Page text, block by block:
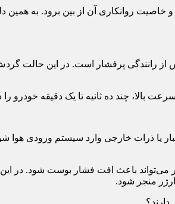
روانکاری آن از بین برود. به همین
از رانندگی پرفشار است. در این حالت
بالا، چند ده ثانیه تا یک دقیقه خودرو
یا ذرات خارجی وارد سیستم ورودی هوا
می‌تواند باعث افت فشار بوست شود. در
منجر شود.